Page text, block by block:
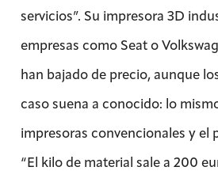
servicios”. Su impresora 3D
empresas como Seat o
han bajado de precio, aunque
caso suena a conocido: lo
impresoras convencionales y el
“El kilo de material sale a 200